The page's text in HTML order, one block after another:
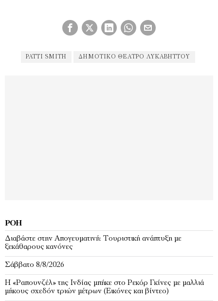
PATTI SMITH ΔΗΜΟΤΙΚΌ ΘΈΑΤΡΟ ΛΥΚΑΒΗΤΤΟΎ
ΡΟΉ
Διαβάστε στην Απογευματινή: Τουριστική ανάπτυξη με
ξεκάθαρους κανόνες
Σάββατο 8/8/2026
Η «Ραπουνζέλ» της Ινδίας μπήκε στο Ρεκόρ Γκίνες με μαλλιά
μήκους σχεδόν τριών μέτρων (Εικόνες και βίντεο)